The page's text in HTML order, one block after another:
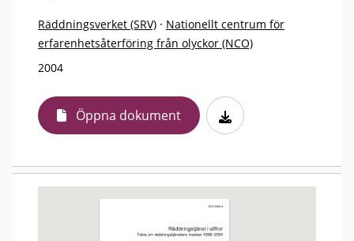
Räddningsverket (SRV) · Nationellt centrum för
erfarenhetsåterföring från olyckor (NCO)
2004
Öppna dokument